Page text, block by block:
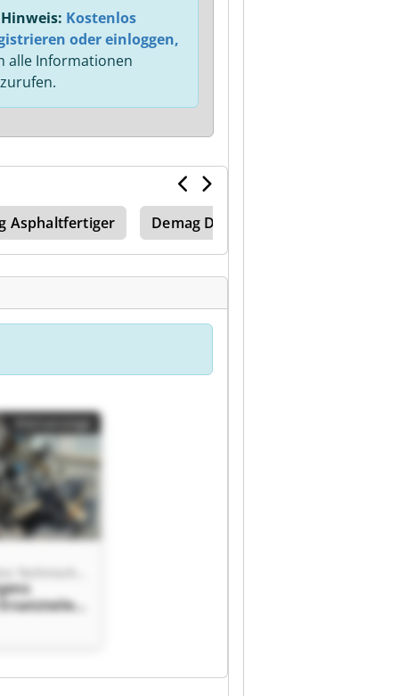
Kostenlos
oder einloggen,
alle Informationen
Asphaltfertiger Demag Doppelschaltelement
Krane